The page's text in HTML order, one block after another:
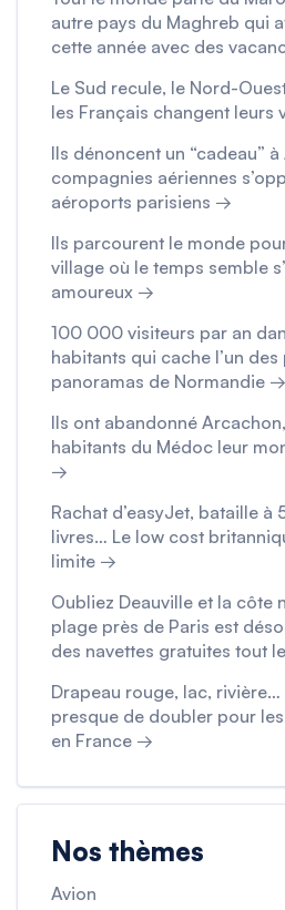
autre pays du Maghreb qui
cette année avec des
Le Sud recule, le Nord-
les Français changent leurs
Ils dénoncent un “cadeau”
compagnies aériennes
aéroports parisiens →
Ils parcourent le monde
village où le temps semble
amoureux →
100 000 visiteurs par an
habitants qui cache l’un
panoramas de Normandie →
Ils ont abandonné
habitants du Médoc leur
→
Rachat d’easyJet, bataille à
livres… Le low cost
limite →
Oubliez Deauville et la côte
plage près de Paris est
des navettes gratuites tout
Drapeau rouge, lac,
presque de doubler pour
en France →
Nos thèmes
Avion